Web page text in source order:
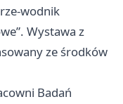
wodnik
Wystawa z
ze środków
Badań